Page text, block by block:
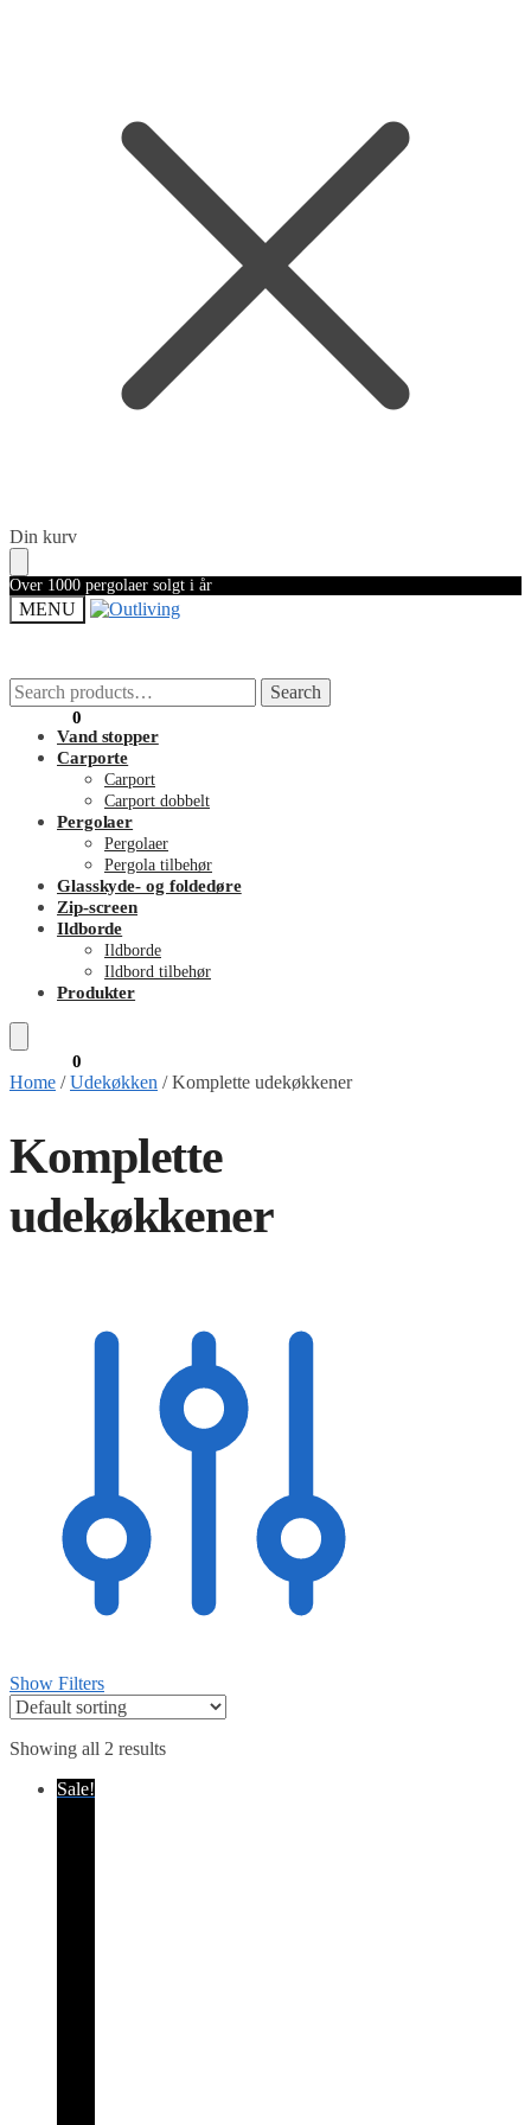
Skip
to
navigation
Skip
to
content
Din kurv
Over 1000 pergolaer solgt i år
MENU
Search
for:
Search
0
Search
for:
Search
Vand stopper
Carporte
Carport
Carport dobbelt
Pergolaer
Pergolaer
Pergola tilbehør
Glasskyde- og foldedøre
Zip-screen
Ildborde
Ildborde
Ildbord tilbehør
Produkter
0
Home /Udekøkken /Komplette udekøkkener
Komplette
udekøkkener
Show Filters
Showing all 2 results
Sale!